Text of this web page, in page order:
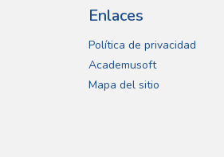
Enlaces
Política de privacidad
Academusoft
Mapa del sitio